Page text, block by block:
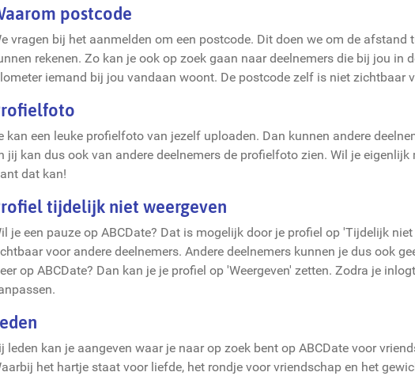
postcode
vragen bij het aanmelden om een postcode. Dit doen we om de afstand
rekenen. Zo kan je ook op zoek gaan naar deelnemers die bij jou in
iemand bij jou vandaan woont. De postcode zelf is niet zichtbaar
kan een leuke profielfoto van jezelf uploaden. Dan kunnen andere
jij kan dus ook van andere deelnemers de profielfoto zien. Wil je
dat kan!
tijdelijk niet weergeven
je een pauze op ABCDate? Dat is mogelijk door je profiel op 'Tijdelijk
voor andere deelnemers. Andere deelnemers kunnen je dus ook
op ABCDate? Dan kan je je profiel op 'Weergeven' zetten. Zodra je
leden kan je aangeven waar je naar op zoek bent op ABCDate voor
het hartje staat voor liefde, het rondje voor vriendschap en het